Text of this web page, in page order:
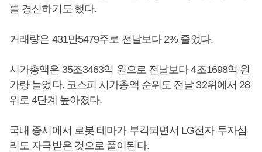
를 경신하기도 했다.
거래량은 431만5479주로 전날보다 2% 줄었다.
시가총액은 35조3463억 원으로 전날보다 4조1698억 원
가량 늘었다. 코스피 시가총액 순위도 전날 32위에서 28
위로 4단계 높아졌다.
국내 증시에서 로봇 테마가 부각되면서 LG전자 투자심
리도 자극받은 것으로 풀이된다.